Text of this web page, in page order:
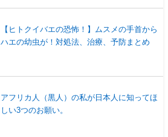
【ヒトクイバエの恐怖！】ムスメの手首から
ハエの幼虫が！対処法、治療、予防まとめ
アフリカ人（黒人）の私が日本人に知ってほ
しい3つのお願い。